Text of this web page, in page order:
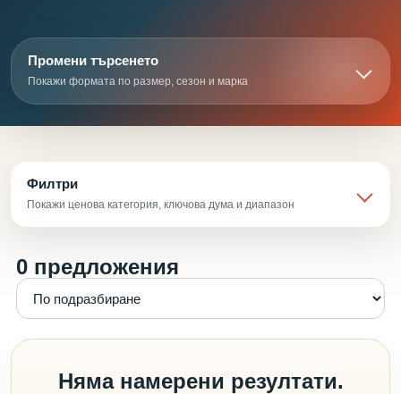
Промени търсенето
Покажи формата по размер, сезон и марка
Филтри
Покажи ценова категория, ключова дума и диапазон
0 предложения
Няма намерени резултати.